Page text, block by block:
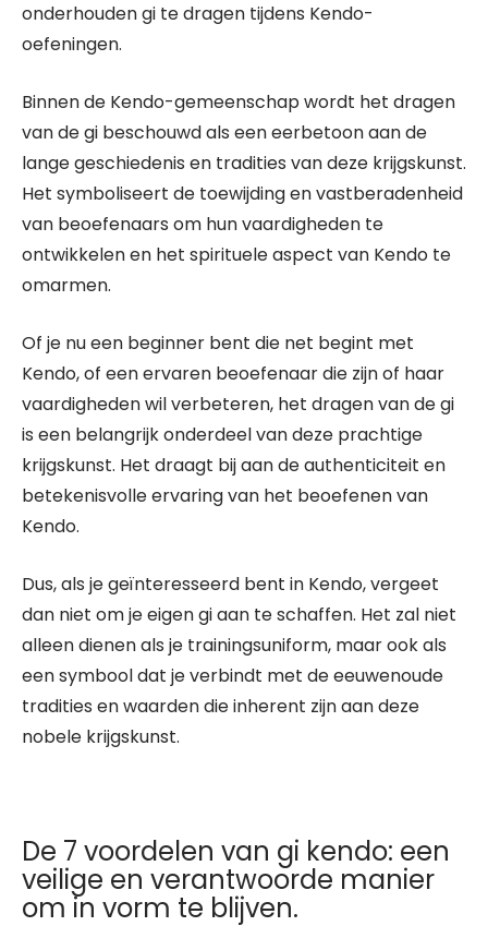
onderhouden gi te dragen tijdens Kendo-
oefeningen.
Binnen de Kendo-gemeenschap wordt het dragen
van de gi beschouwd als een eerbetoon aan de
lange geschiedenis en tradities van deze krijgskunst.
Het symboliseert de toewijding en vastberadenheid
van beoefenaars om hun vaardigheden te
ontwikkelen en het spirituele aspect van Kendo te
omarmen.
Of je nu een beginner bent die net begint met
Kendo, of een ervaren beoefenaar die zijn of haar
vaardigheden wil verbeteren, het dragen van de gi
is een belangrijk onderdeel van deze prachtige
krijgskunst. Het draagt bij aan de authenticiteit en
betekenisvolle ervaring van het beoefenen van
Kendo.
Dus, als je geïnteresseerd bent in Kendo, vergeet
dan niet om je eigen gi aan te schaffen. Het zal niet
alleen dienen als je trainingsuniform, maar ook als
een symbool dat je verbindt met de eeuwenoude
tradities en waarden die inherent zijn aan deze
nobele krijgskunst.
De 7 voordelen van gi kendo: een
veilige en verantwoorde manier
om in vorm te blijven.